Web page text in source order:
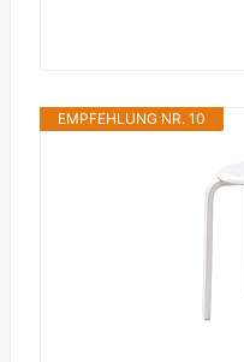
EMPFEHLUNG NR. 10